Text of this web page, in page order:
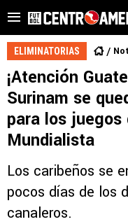
ELIMINATORIAS
¡Atención
Surinam se
para los
Mundialista
Los caribeños se
pocos días de los
canaleros.